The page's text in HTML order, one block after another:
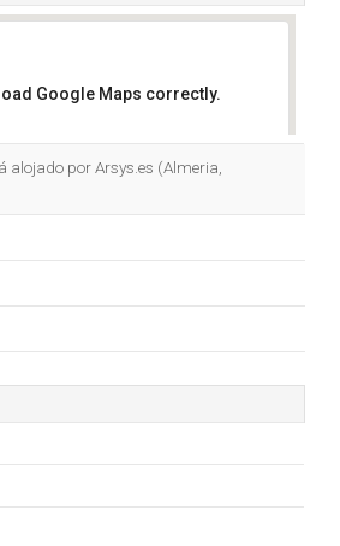
Google Maps correctly.
alojado por Arsys.es (Almeria,